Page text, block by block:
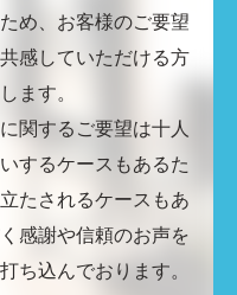
め、お客様のご要望
感していただける方
ます。
関するご要望は十人
するケースもあるた
たされるケースもあ
感謝や信頼のお声を
ち込んでおります。